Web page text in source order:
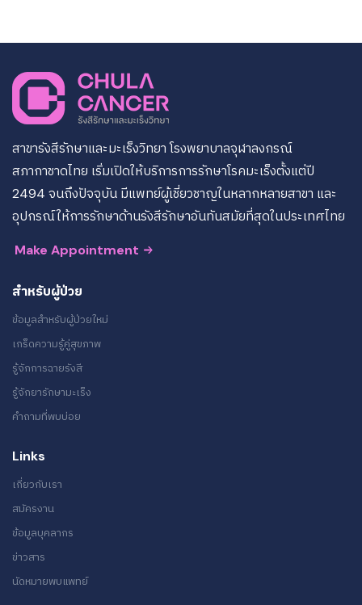
สาขารังสีรักษาและมะเร็งวิทยา โรงพยาบาลจุฬาลงกรณ์
สภากาชาดไทย เริ่มเปิดให้บริการการรักษาโรคมะเร็งตั้งแต่ปี
2494 จนถึงปัจจุบัน มีแพทย์ผู้เชี่ยวชาญในหลากหลายสาขา และ
อุปกรณ์ให้การรักษาด้านรังสีรักษาอันทันสมัยที่สุดในประเทศไทย
Make Appointment
สำหรับผู้ป่วย
ข้อมูลสำหรับผู้ป่วยใหม่
เกร็ดความรู้คู่สุขภาพ
รู้จักการฉายรังสี
รู้จักยารักษามะเร็ง
คำถามที่พบบ่อย
Links
เกี่ยวกับเรา
สมัครงาน
ข้อมูลบุคลากร
ข่าวสาร
นัดหมายพบแพทย์